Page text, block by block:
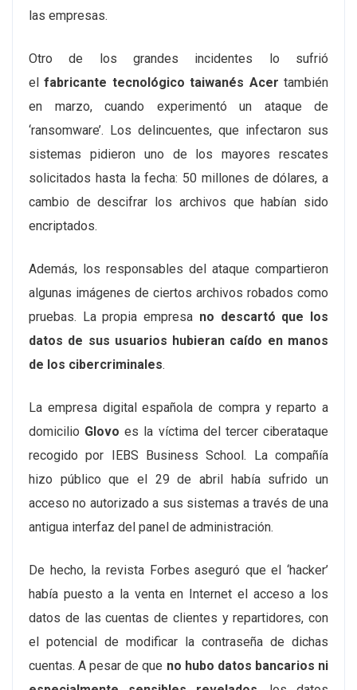
las empresas.
Otro de los grandes incidentes lo sufrió
el fabricante tecnológico taiwanés Acer también
en marzo, cuando experimentó un ataque de
‘ransomware’. Los delincuentes, que infectaron sus
sistemas pidieron uno de los mayores rescates
solicitados hasta la fecha: 50 millones de dólares, a
cambio de descifrar los archivos que habían sido
encriptados.
Además, los responsables del ataque compartieron
algunas imágenes de ciertos archivos robados como
pruebas. La propia empresa no descartó que los
datos de sus usuarios hubieran caído en manos
de los cibercriminales.
La empresa digital española de compra y reparto a
domicilio Glovo es la víctima del tercer ciberataque
recogido por IEBS Business School. La compañía
hizo público que el 29 de abril había sufrido un
acceso no autorizado a sus sistemas a través de una
antigua interfaz del panel de administración.
De hecho, la revista Forbes aseguró que el ‘hacker’
había puesto a la venta en Internet el acceso a los
datos de las cuentas de clientes y repartidores, con
el potencial de modificar la contraseña de dichas
cuentas. A pesar de que no hubo datos bancarios ni